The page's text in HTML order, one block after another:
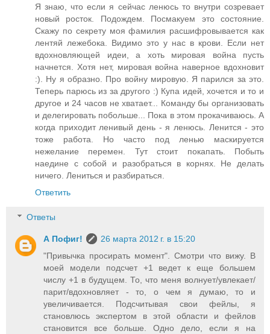
Я знаю, что если я сейчас ленюсь то внутри созревает
новый росток. Подождем. Посмакуем это состояние.
Скажу по секрету моя фамилия расшифровывается как
лентяй лежебока. Видимо это у нас в крови. Если нет
вдохновляющей идеи, а хоть мировая война пусть
начнется. Хотя нет, мировая война наверное вдохновит
:). Ну я образно. Про войну мировую. Я парился за это.
Теперь парюсь из за другого :) Купа идей, хочется и то и
другое и 24 часов не хватает... Команду бы организовать
и делегировать побольше... Пока в этом прокачиваюсь. А
когда приходит ленивый день - я ленюсь. Ленится - это
тоже работа. Но часто под ленью маскируется
нежелание перемен. Тут стоит покапать. Побыть
наедине с собой и разобраться в корнях. Не делать
ничего. Лениться и разбираться.
Ответить
Ответы
А Пофиг!
26 марта 2012 г. в 15:20
"Привычка просирать момент". Смотри что вижу. В
моей модели подсчет +1 ведет к еще большем
числу +1 в будущем. То, что меня волнует/увлекает/
парит/вдохновляет - то, о чем я думаю, то и
увеличивается. Подсчитывая свои фейлы, я
становлюсь экспертом в этой области и фейлов
становится все больше. Одно дело, если я на